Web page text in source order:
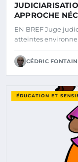
APPROCHE
DE NOTRE
EN BREF Juge
atteintes
CÉDRIC
ÉDUCATION ET